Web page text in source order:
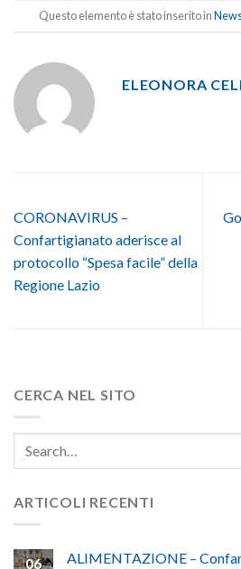
Questo elemento è stato inserito in
ELEONORA
CORONAVIRUS –
Confartigianato aderisce al
protocollo “Spesa facile” della
Regione Lazio
CERCA NEL SITO
ARTICOLI RECENTI
06
ALIMENTAZIONE –